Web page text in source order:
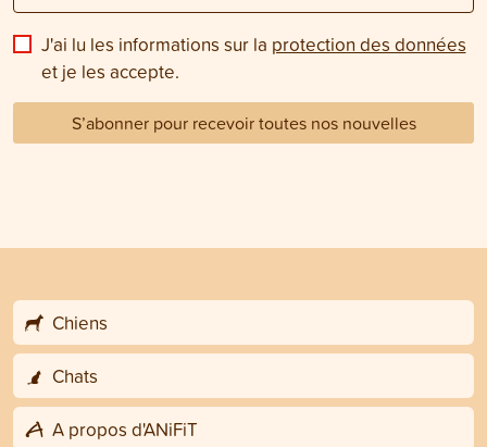
J'ai lu les informations sur la protection des données
et je les accepte.
S’abonner pour recevoir toutes nos nouvelles
Chiens
Chats
A propos d'ANiFiT